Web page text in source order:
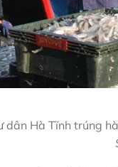
dân Hà Tĩnh trúng